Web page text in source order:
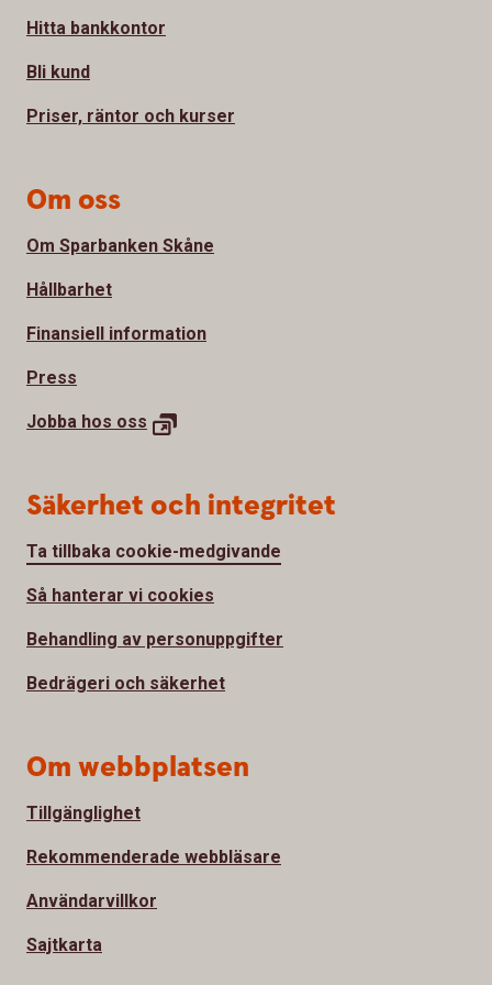
Hitta bankkontor
Bli kund
Priser, räntor och kurser
Om oss
Om Sparbanken Skåne
Hållbarhet
Finansiell information
Press
Jobba hos oss
Säkerhet och integritet
Ta tillbaka cookie-medgivande
Så hanterar vi cookies
Behandling av personuppgifter
Bedrägeri och säkerhet
Om webbplatsen
Tillgänglighet
Rekommenderade webbläsare
Användarvillkor
Sajtkarta